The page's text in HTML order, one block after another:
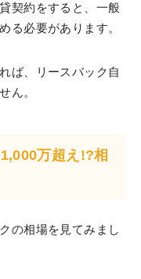
契約をすると、一般
る必要があります。
ば、リースバック自
ん。
万超え!?相
の相場を見てみまし